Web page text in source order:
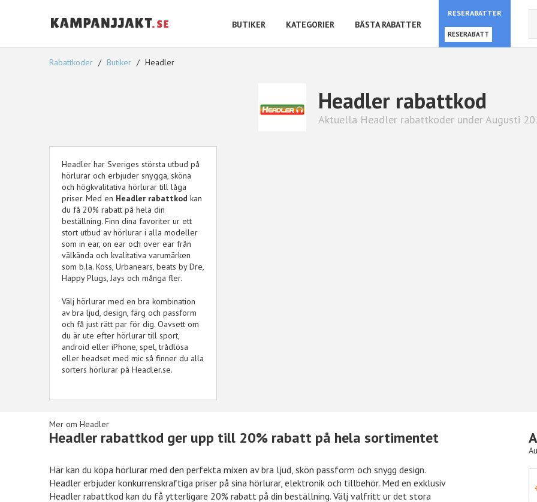
BUTIKER KATEGORIER BÄSTA RABATTER
RESERABATTER
RESERABATT
Rabattkoder Butiker Headler
Headler rabattkod
Aktuella Headler rabattkoder under Augusti
Headler har Sveriges största utbud på
hörlurar och erbjuder snygga, sköna
och högkvalitativa hörlurar till låga
priser. Med en Headler rabattkod kan
du få 20% rabatt på hela din
beställning. Finn dina favoriter ur ett
stort utbud av hörlurar i alla modeller
som in ear, on ear och over ear från
välkända och kvalitativa varumärken
som b.la. Koss, Urbanears, beats by Dre,
Happy Plugs, Jays och många fler.
Välj hörlurar med en bra kombination
av bra ljud, design, färg och passform
och få just rätt par för dig. Oavsett om
du är ute efter hörlurar till sport,
android eller iPhone, spel, trådlösa
eller headset med mic så finner du alla
sorters hörlurar på Headler.se.
Mer om Headler
Headler rabattkod ger upp till 20% rabatt på hela sortimentet
Här kan du köpa hörlurar med den perfekta mixen av bra ljud, skön passform och snygg design.
Headler erbjuder konkurrenskraftiga priser på sina hörlurar, elektronik och tillbehör. Med en exklusiv
Headler rabattkod kan du få ytterligare 20% rabatt på din beställning. Välj valfritt ur det stora
50kr rabatt Hotels.com 10% rabatt